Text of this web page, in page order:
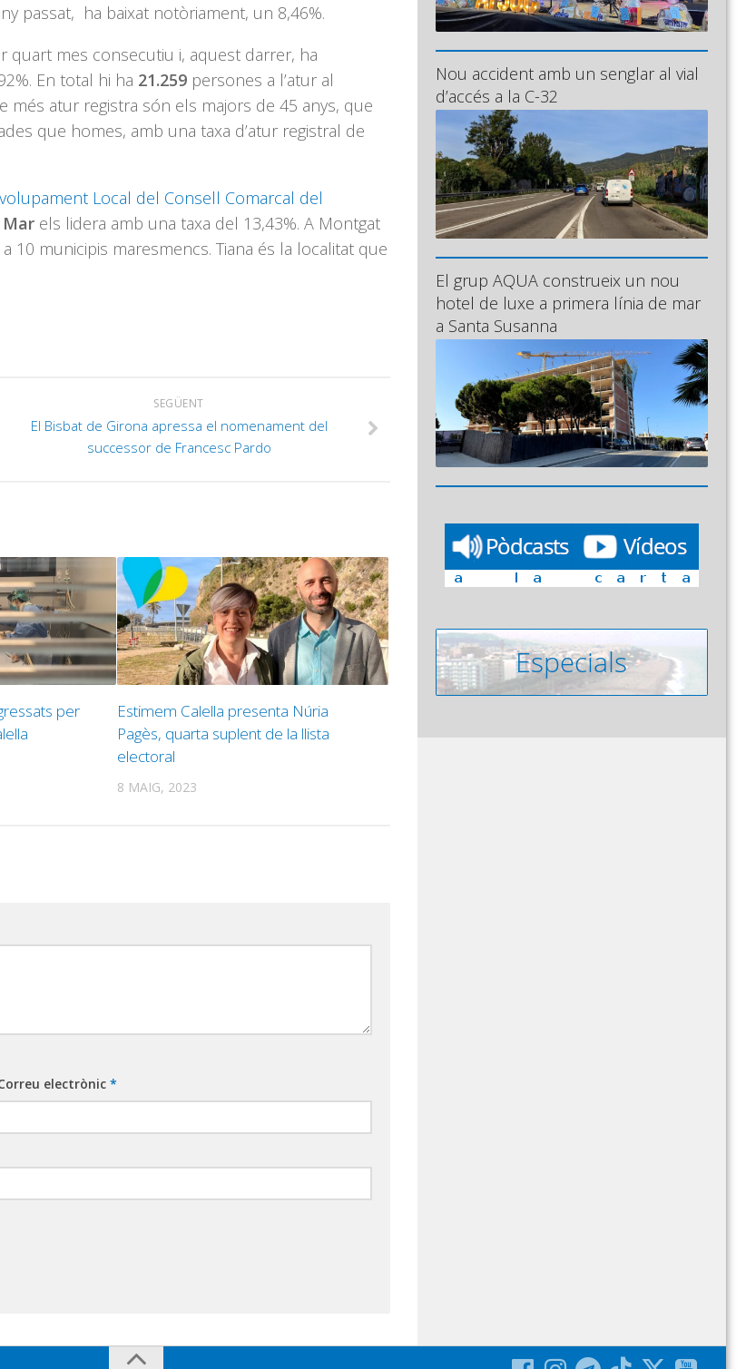
passat, ha baixat notòriament, un 8,46%.
quart mes consecutiu i, aquest darrer, ha
En total hi ha 21.259 persones a l’atur al
més atur registra són els majors de 45 anys, que
que homes, amb una taxa d’atur registral de
Local del Consell Comarcal del
Mar els lidera amb una taxa del 13,43%. A Montgat
10 municipis maresmencs. Tiana és la localitat que
SEGÜENT
El Bisbat de Girona apressa el nomenament del
successor de Francesc Pardo
per
Estimem Calella presenta Núria
Pagès, quarta suplent de la llista
electoral
8 MAIG, 2023
electrònic*
Nou accident amb un senglar al vial
d’accés a la C-32
El grup AQUA construeix un nou
hotel de luxe a primera línia de mar
a Santa Susanna